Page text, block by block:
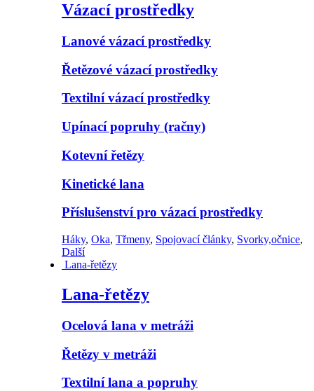
Vázací prostředky
Lanové vázací prostředky
Řetězové vázací prostředky
Textilní vázací prostředky
Upínací popruhy (račny)
Kotevní řetězy
Kinetické lana
Příslušenství pro vázací prostředky
Háky, Oka, Třmeny, Spojovací články, Svorky,očnice,
Další
Lana-řetězy
Lana-řetězy
Ocelová lana v metráži
Řetězy v metráži
Textilní lana a popruhy